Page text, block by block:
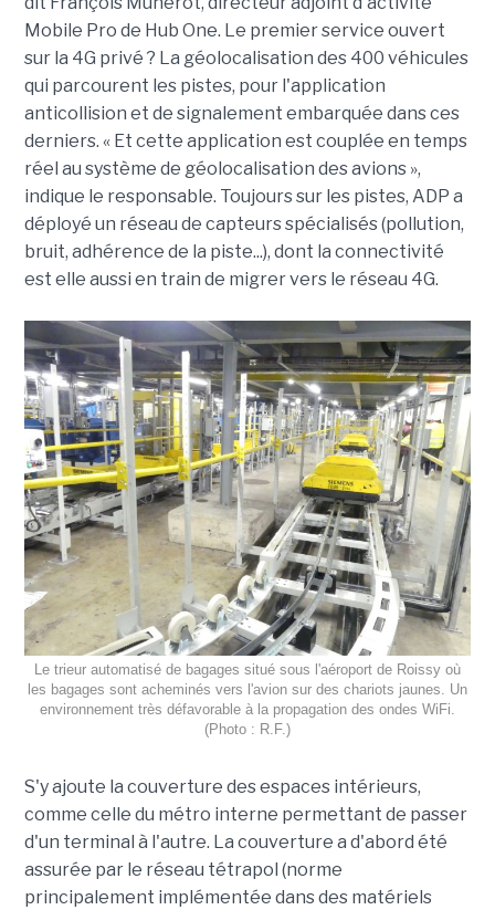
Mobile Pro de Hub One. Le premier service ouvert
sur la 4G privé ? La géolocalisation des 400 véhicules
qui parcourent les pistes, pour l'application
anticollision et de signalement embarquée dans ces
derniers. « Et cette application est couplée en temps
réel au système de géolocalisation des avions »,
indique le responsable. Toujours sur les pistes, ADP a
déployé un réseau de capteurs spécialisés (pollution,
bruit, adhérence de la piste...), dont la connectivité
est elle aussi en train de migrer vers le réseau 4G.
Le trieur automatisé de bagages situé sous l'aéroport de Roissy où
les bagages sont acheminés vers l'avion sur des chariots jaunes. Un
environnement très défavorable à la propagation des ondes WiFi.
(Photo : R.F.)
S'y ajoute la couverture des espaces intérieurs,
comme celle du métro interne permettant de passer
d'un terminal à l'autre. La couverture a d'abord été
assurée par le réseau tétrapol (norme
principalement implémentée dans des matériels